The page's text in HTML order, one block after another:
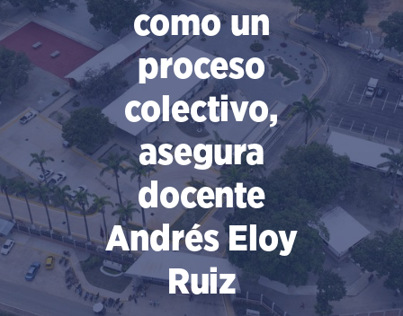
como un
proceso
colectivo,
asegura
docente
Andrés Eloy
Ruiz